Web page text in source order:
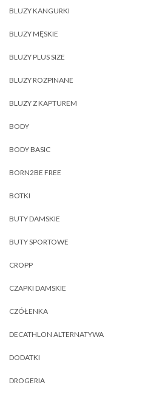
BLUZY KANGURKI
BLUZY MĘSKIE
BLUZY PLUS SIZE
BLUZY ROZPINANE
BLUZY Z KAPTUREM
BODY
BODY BASIC
BORN2BE FREE
BOTKI
BUTY DAMSKIE
BUTY SPORTOWE
CROPP
CZAPKI DAMSKIE
CZÓŁENKA
DECATHLON ALTERNATYWA
DODATKI
DROGERIA